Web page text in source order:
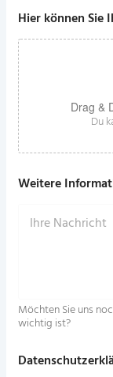
Hier können Sie
Drag &
Du
Weitere
Möchten Sie uns
wichtig ist?